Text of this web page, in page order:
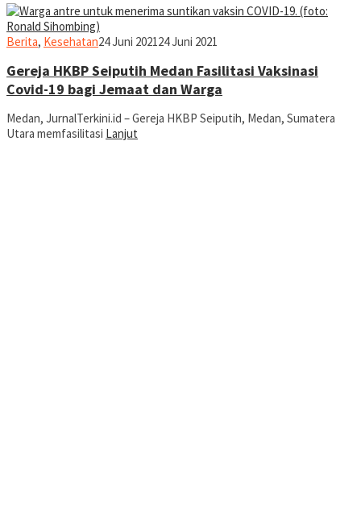
Berita, KesehatanRonald
24 Juni 202124 Juni 2021
Gereja HKBP Seiputih Medan Fasilitasi Vaksinasi
Covid-19 bagi Jemaat dan Warga
Medan, JurnalTerkini.id – Gereja HKBP Seiputih, Medan, Sumatera
Utara memfasilitasi Lanjut